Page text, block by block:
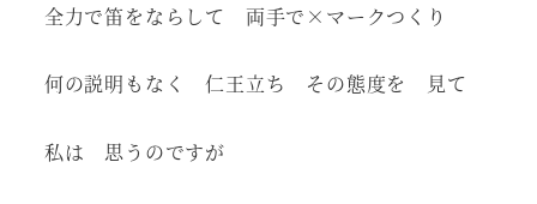
全力で笛をならして 両手で×マークつくり
何の説明もなく 仁王立ち その態度を 見て
私は 思うのですが